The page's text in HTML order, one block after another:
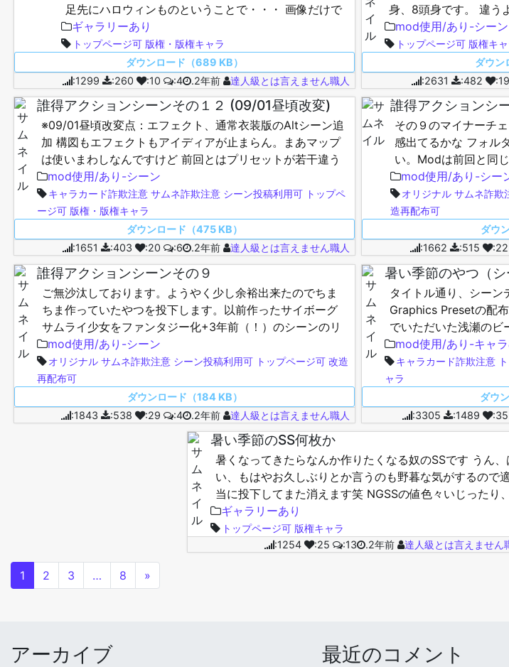
足先にハロウィンものということで・・・ 画像だけで
すがよろしければどうぞ！…
ギャラリーあり
トップページ可 版権・版権キャラ
ダウンロード（689 KB）
:1299
:260 :10 :4 .2年前 達人級とは言えません職人
身、8頭身です。 違う
ランスいいと感じるの
小…
mod使用/あり-シーン
トップページ可 版権キ
ダウン
:2631
:482
誰得アクションシーンその１２ (09/01昼頃改変)
※09/01昼頃改変点：エフェクト、通常衣装版のAltシーン追
加 構図もエフェクトもアイディアが止まらん。まあマップ
は使いまわしなんですけど 前回とはプリセットが若干違う
ので念のために同梱しました やっぱり羽織あると画面…
mod使用/あり-シーン
キャラカード詐欺注意 サムネ詐欺注意 シーン投稿利用可 トップペ
ージ可 版権・版権キャラ
ダウンロード（475 KB）
:1651
:403 :20 :6 .2年前 達人級とは言えません職人
誰得アクションシ
その９のマイナーチ
感出てるかな フォル
い。Modは前回と同
ぞ！…
mod使用/あり-シー
オリジナル サムネ詐欺
造再配布可
ダウ
:1662
:515
誰得アクションシーンその９
ご無沙汰しております。ようやく少し余裕出来たのでちま
ちま作っていたやつを投下します。以前作ったサイボーグ
サムライ少女をファンタジー化+3年前（！）のシーンのリ
メイク的な感じ。 いつものABMX、MaterialEdito…
mod使用/あり-シーン
オリジナル サムネ詐欺注意 シーン投稿利用可 トップページ可 改造
再配布可
ダウンロード（184 KB）
:1843
:538 :29 :4 .2年前 達人級とは言えません職人
暑い季節のやつ（シ
タイトル通り、シーン
Graphics Presetの配
でいただいた浅瀬のビ
です。製作者様の名前
で…
mod使用/あり-キャ
キャラカード詐欺注意
ャラ
ダウ
:3305
:1489
暑い季節のSS何枚か
暑くなってきたらなんか作りたくなる奴のSSです うん、
い、もはやお久しぶりとか言うのも野暮な気がするので
当に投下してまた消えます笑 NGSSの値色々いじったり、
Graphicsのライティングの練習とかの産物です。壁紙…
ギャラリーあり
トップページ可 版権キャラ
:1254
:25 :13 .2年前 達人級とは言えません
1 2 3 … 8 »
アーカイブ 最近のコメント